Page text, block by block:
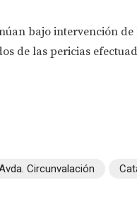
bajo intervención
de las pericias
Circunvalación